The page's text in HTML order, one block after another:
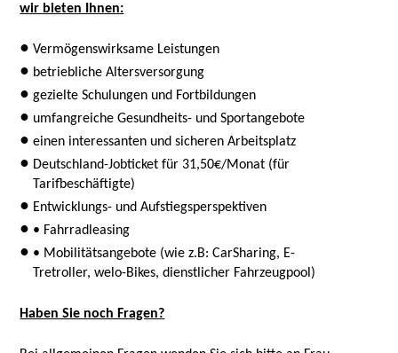
wir bieten Ihnen:
Vermögenswirksame Leistungen
betriebliche Altersversorgung
gezielte Schulungen und Fortbildungen
umfangreiche Gesundheits- und Sportangebote
einen interessanten und sicheren Arbeitsplatz
Deutschland-Jobticket für 31,50€/Monat (für
Tarifbeschäftigte)
Entwicklungs- und Aufstiegsperspektiven
• Fahrradleasing
• Mobilitätsangebote (wie z.B: CarSharing, E-
Tretroller, welo-Bikes, dienstlicher Fahrzeugpool)
Haben Sie noch Fragen?